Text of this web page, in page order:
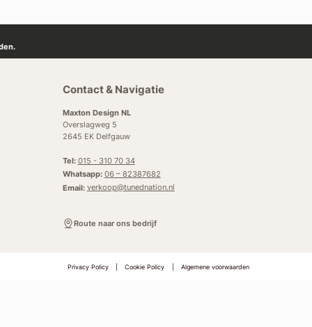
Contact & Navigatie
Maxton Design NL
Overslagweg 5
2645 EK Delfgauw
Tel: 015 - 310 70 34
Whatsapp: 06 – 82387682
Email: verkoop@tunednation.nl
Route naar ons bedrijf
Privacy Policy Cookie Policy Algemene voorwaarden